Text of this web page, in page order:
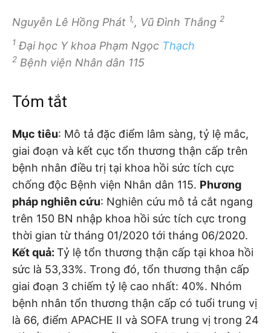
Nguyễn Lê Hồng Phát 1,, Vũ Đình Thắng 2
1 Đại học Y khoa Phạm Ngọc Thạch
2 Bệnh viện Nhân dân 115
Tóm tắt
Mục tiêu: Mô tả đặc điểm lâm sàng, tỷ lệ mắc,
giai đoạn và kết cục tổn thương thận cấp trên
bệnh nhân điều trị tại khoa hồi sức tích cực
chống độc Bệnh viện Nhân dân 115. Phương
pháp nghiên cứu: Nghiên cứu mô tả cắt ngang
trên 150 BN nhập khoa hồi sức tích cực trong
thời gian từ tháng 01/2020 tới tháng 06/2020.
Kết quả: Tỷ lệ tổn thương thận cấp tại khoa hồi
sức là 53,33%. Trong đó, tổn thương thận cấp
giai đoạn 3 chiếm tỷ lệ cao nhất: 40%. Nhóm
bệnh nhân tổn thương thận cấp có tuổi trung vị
là 66, điểm APACHE II và SOFA trung vị trong 24